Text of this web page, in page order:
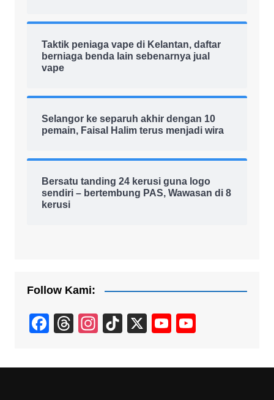
Taktik peniaga vape di Kelantan, daftar
berniaga benda lain sebenarnya jual
vape
Selangor ke separuh akhir dengan 10
pemain, Faisal Halim terus menjadi wira
Bersatu tanding 24 kerusi guna logo
sendiri – bertembung PAS, Wawasan di 8
kerusi
Follow Kami:
F
c
T
e
In
a
Ti
T
X
Y
u
u